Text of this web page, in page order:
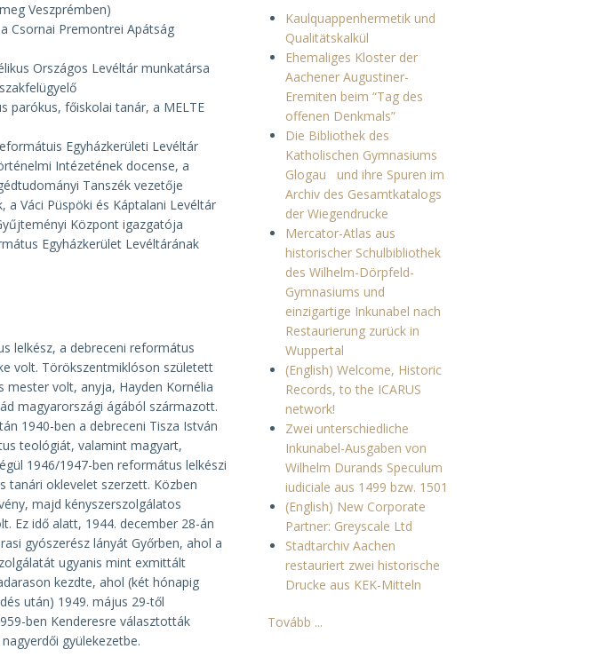
Veszprémben)
Csornai Premontrei Apátság
Országos Levéltár munkatársa
parókus, főiskolai tanár, a MELTE
Egyházkerületi Levéltár
Intézetének docense, a
Tanszék vezetője
a Váci Püspöki és Káptalani Levéltár
Központ igazgatója
Egyházkerület Levéltárának
lelkész, a debreceni református
volt. Törökszentmiklóson született
mester volt, anyja, Hayden Kornélia
magyarországi ágából származott.
1940-ben a debreceni Tisza István
teológiát, valamint magyart,
1946/1947-ben református lelkészi
tanári oklevelet szerzett. Közben
majd kényszerszolgálatos
Ez idő alatt, 1944. december 28-án
gyószerész lányát Győrben, ahol a
ugyanis mint exmittált
kezdte, ahol (két hónapig
után) 1949. május 29-től
ben Kenderesre választották
gyülekezetbe.
Kaulquappenhermetik und
Qualitätskalkül
Ehemaliges Kloster der
Aachener Augustiner-
Eremiten beim “Tag des
offenen Denkmals”
Die Bibliothek des
Katholischen Gymnasiums
Glogau und ihre Spuren im
Archiv des Gesamtkatalogs
der Wiegendrucke
Mercator-Atlas aus
historischer Schulbibliothek
des Wilhelm-Dörpfeld-
Gymnasiums und
einzigartige Inkunabel nach
Restaurierung zurück in
Wuppertal
(English) Welcome, Historic
Records, to the ICARUS
network!
Zwei unterschiedliche
Inkunabel-Ausgaben von
Wilhelm Durands Speculum
iudiciale aus 1499 bzw. 1501
(English) New Corporate
Partner: Greyscale Ltd
Stadtarchiv Aachen
restauriert zwei historische
Drucke aus KEK-Mitteln
Tovább ...